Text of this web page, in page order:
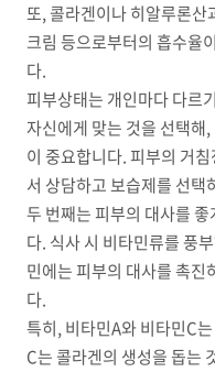
또, 콜라겐이나 히알루론산
크림 등으로부터의 흡수율
다.
피부상태는 개인마다 다르
자신에게 맞는 것을 선택해
이 중요합니다. 피부의 거
서 상담하고 보습제를 선택
두 번째는 피부의 대사를
다. 식사 시 비타민류를 풍
민에는 피부의 대사를 촉진
다.
특히, 비타민A와 비타민C
C는 콜라겐의 생성을 돕는